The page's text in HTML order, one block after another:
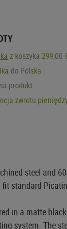
z koszyka 299,00
do Polska
produkt
zwrotu
steel and
standard
in a matte
system. The